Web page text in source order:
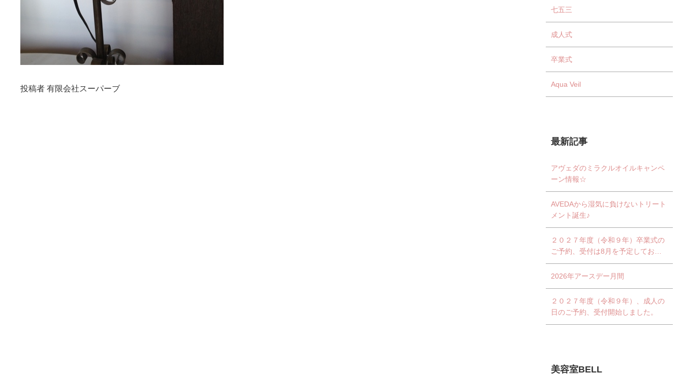
投稿者 有限会社スーパーブ
七五三
成人式
卒業式
Aqua Veil
最新記事
アヴェダのミラクルオイルキャンペ
ーン情報☆
AVEDAから湿気に負けないトリート
メント誕生♪
２０２７年度（令和９年）卒業式の
ご予約、受付は8月を予定しており
ます。
2026年アースデー月間
２０２７年度（令和９年）、成人の
日のご予約、受付開始しました。
美容室BELL